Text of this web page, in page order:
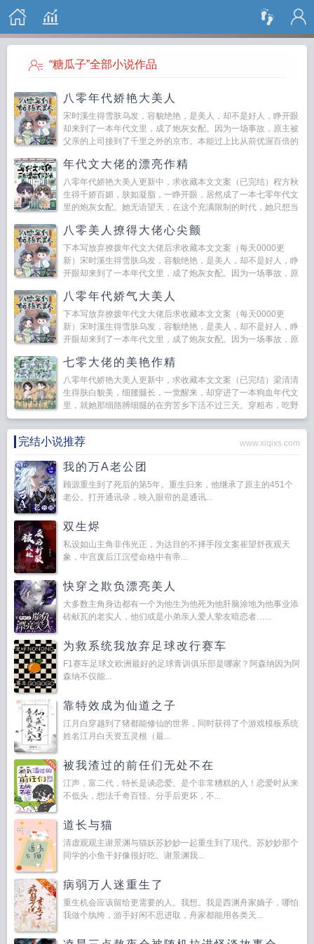
搜 索
“糖瓜子”全部小说作品
八零年代娇艳大美人
宋时溪生得雪肤乌发，容貌绝艳，是美人，却不是好人，睁开眼
却来到了一本年代文里，成了炮灰女配。因为一场事故，原主被
父亲的上司接到了千里之外的京市。本能过上比从前优渥百倍的
年代文大佬的漂亮作精
八零年代娇艳大美人更新中，求收藏本文文案（已完结）程方秋
生得千娇百媚，肤如凝脂，一睁开眼，居然成了一本七零年代文
里的炮灰女配。她无语望天，在这个充满限制的时代，她只想当
八零美人撩得大佬心尖颤
下本写放弃撩拨年代文大佬后求收藏本文文案（每天0000更
新）宋时溪生得雪肤乌发，容貌绝艳，是美人，却不是好人，睁
开眼却来到了一本年代文里，成了炮灰女配。因为一场事故，原
八零年代娇气大美人
下本写放弃撩拨年代文大佬后求收藏本文文案（每天0000更
新）宋时溪生得雪肤乌发，容貌绝艳，是美人，却不是好人，睁
开眼却来到了一本年代文里，成了炮灰女配。因为一场事故，原
七零大佬的美艳作精
八零年代娇艳大美人更新中，求收藏本文文案（已完结）梁清清
生得肤白貌美，细腰腿长，一觉醒来，却穿进了一本狗血年代文
里，就她那细胳膊细腿的在穷苦乡下活不过三天。穿粗布，吃野
菜，一年到头连点儿荤腥都...
完结小说推荐 www.xiqixs.com
我的万A老公团
顾源重生到了死后的第5年。重生归来，他继承了原主的451个
老公。打开通讯录，映入眼帘的是通讯...
双生烬
私设如山主角非伟光正，为达目的不择手段文案崔望舒夜观天
象，中宫废后江沉璧命格中有帝...
快穿之欺负漂亮美人
大多数主角身边都有一个为他生为他死为他肝脑涂地为他事业添
砖献瓦的老实人，他们或是小弟亲人爱人挚友暗恋者…...
为救系统我放弃足球改行赛车
F1赛车足球文欧洲最好的足球青训俱乐部是哪家？阿森纳因为阿
森纳不仅能...
靠特效成为仙道之子
江月白穿越到了猪都能修仙的世界，同时获得了个游戏模板系统
姓名江月白天资五灵根（最...
被我渣过的前任们无处不在
江声，富二代，特长是谈恋爱。是个非常糟糕的人！恋爱时从来
不低头，想法千奇百怪。分手后更坏，不...
道长与猫
清虚观观主谢景渊与猫妖苏妙妙一起重生到了现代。苏妙妙那个
同学的小鱼干好像很好吃。谢景渊我...
病弱万人迷重生了
重生机会应该留给更需要的人。我想。我是西渊舟家嫡子，哪怕
我做个纨绔，游手好闲不思进取，舟家都能用各类天...